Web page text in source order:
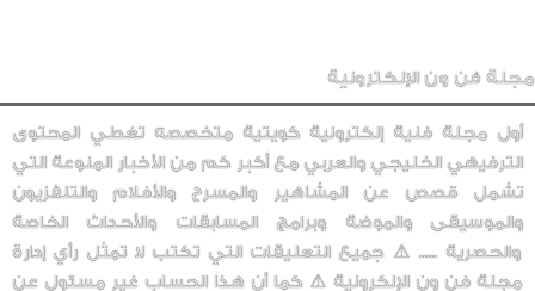
مجلة فن ون الإلكترونية
أول مجلة فنية إلكترونية كويتية متخصصه تغطي المحتوى
الترفيهي الخليجي والعربي مع أكبر كم من الأخبار المنوعة التي
تشمل قصص عن المشاهير والمسرح والأفلام والتلفزيون
والموسيقى والموضة وبرامج المسابقات والأحداث الخاصة
والحصرية ..... ⚠️ جميع التعليقات التي تكتب لا تمثل رأي إدارة
مجلة فن ون الإلكرونية ⚠️ كما أن هذا الحساب غير مسئول عن